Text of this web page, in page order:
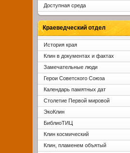
Доступная среда
Краеведческий отдел
История края
Клин в документах и фактах
Замечательные люди
Герои Советского Союза
Календарь памятных дат
Столетие Первой мировой
ЭкоКлин
БиблиоТИЦ
Клин космический
Клин, пламенем объятый